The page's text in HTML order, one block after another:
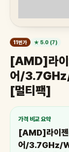
11번가 ★ 5.0 (7)
[AMD]라
어/
[멀티팩]
가격 비교 요약
[AMD]라이
어/3.7GHz/